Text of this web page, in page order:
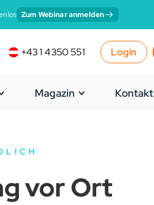
Zum Webinar anmelden
+43 1 4350 551 Login
Magazin Kontakt
vor Ort